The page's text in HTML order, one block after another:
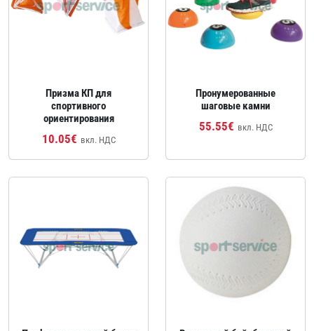
Призма КП для
спортивного
ориентирования
10.05€ вкл. НДС
Пронумерованные
шаговые камни
55.55€ вкл. НДС